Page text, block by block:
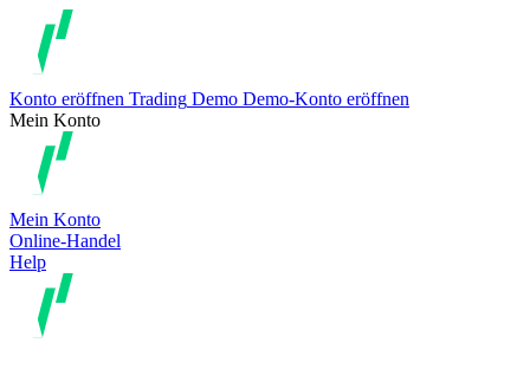
Konto eröffnen Trading Demo Demo-Konto eröffnen
Mein Konto
Mein Konto
Online-Handel
Help